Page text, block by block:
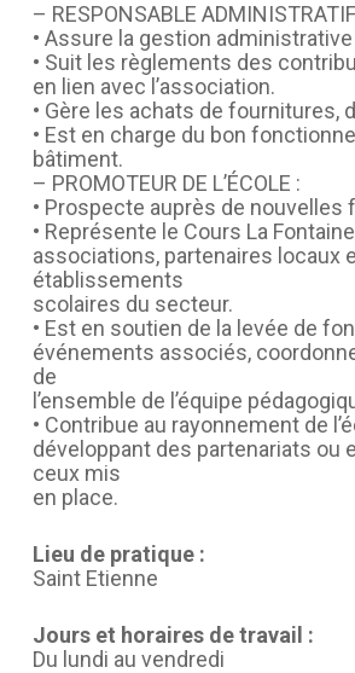
– RESPONSABLE
• Assure la gestion
• Suit les règlements des
en lien avec l’association.
• Gère les achats de fournitures,
• Est en charge du bon
bâtiment.
– PROMOTEUR DE L’ÉCOLE :
• Prospecte auprès de nouvelles
• Représente le Cours La
associations, partenaires locaux
établissements
scolaires du secteur.
• Est en soutien de la levée de
événements associés,
de
l’ensemble de l’équipe
• Contribue au rayonnement de
développant des partenariats ou
ceux mis
en place.
Lieu de pratique :
Saint Etienne
Jours et horaires de travail :
Du lundi au vendredi